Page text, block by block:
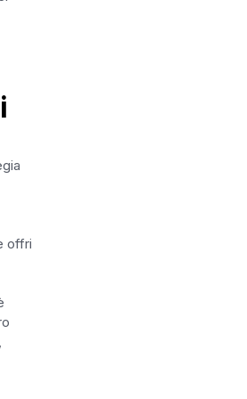
offri